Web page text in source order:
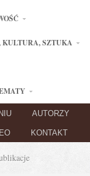
KULTURA, SZTUKA
AUTORZY
KONTAKT